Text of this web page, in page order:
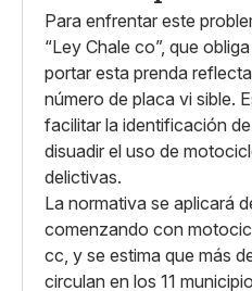
Para enfrentar este
“Ley Chale co”, que
portar esta prenda
número de placa vi sible.
facilitar la identificación
disuadir el uso de
delictivas.
La normativa se aplicará
comenzando con
cc, y se estima que más
circulan en los 11